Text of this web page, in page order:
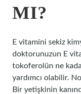
MI?
E vitamini sekiz
doktorunuzun E
tokoferolün ne
yardımcı olabilir.
Bir yetişkinin